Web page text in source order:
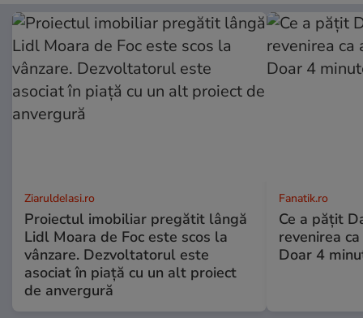
ZiaruldeIasi.ro
Proiectul imobiliar pregătit lângă
Lidl Moara de Foc este scos la
vânzare. Dezvoltatorul este
asociat în piață cu un alt proiect
de anvergură
Fanatik.ro
Ce a pățit
revenirea
Doar 4